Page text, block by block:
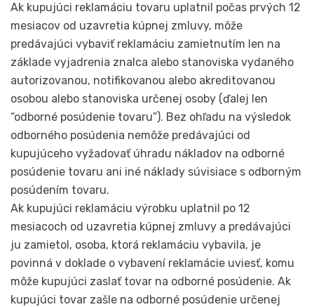
Ak kupujúci reklamáciu tovaru uplatnil počas prvých 12
mesiacov od uzavretia kúpnej zmluvy, môže
predávajúci vybaviť reklamáciu zamietnutím len na
základe vyjadrenia znalca alebo stanoviska vydaného
autorizovanou, notifikovanou alebo akreditovanou
osobou alebo stanoviska určenej osoby (ďalej len
“odborné posúdenie tovaru”). Bez ohľadu na výsledok
odborného posúdenia nemôže predávajúci od
kupujúceho vyžadovať úhradu nákladov na odborné
posúdenie tovaru ani iné náklady súvisiace s odborným
posúdením tovaru.
Ak kupujúci reklamáciu výrobku uplatnil po 12
mesiacoch od uzavretia kúpnej zmluvy a predávajúci
ju zamietol, osoba, ktorá reklamáciu vybavila, je
povinná v doklade o vybavení reklamácie uviesť, komu
môže kupujúci zaslať tovar na odborné posúdenie. Ak
kupujúci tovar zašle na odborné posúdenie určenej